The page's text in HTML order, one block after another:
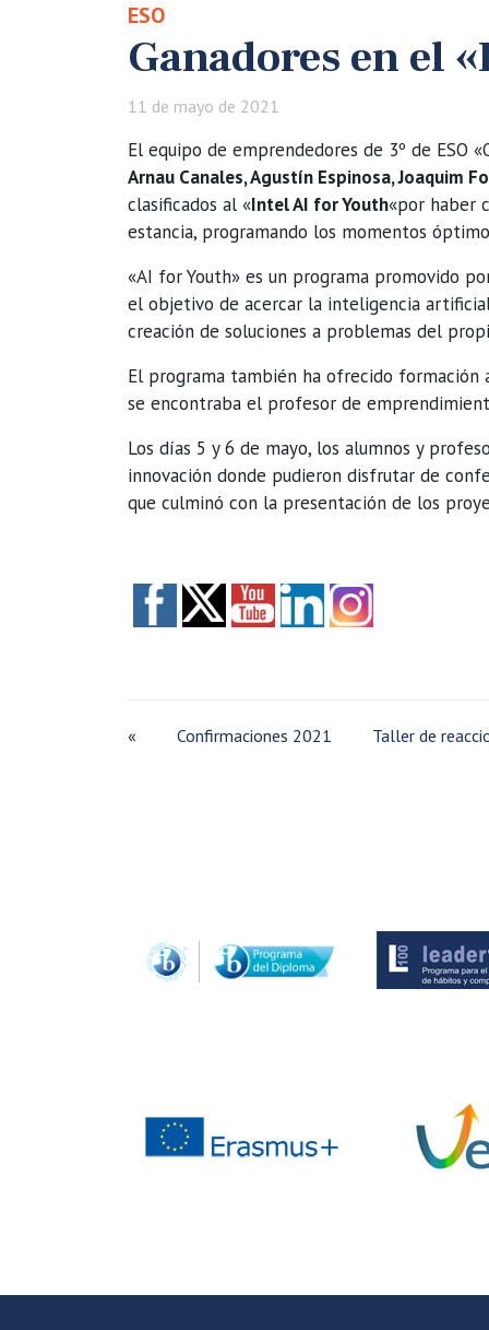
ESO
Ganadores en el
11 de mayo de 2021
El equipo de emprendedores de 3º de ESO
Arnau Canales, Agustín Espinosa, Joaquim
clasificados al «Intel AI for Youth«por haber
estancia, programando los momentos
«AI for Youth» es un programa promovido
el objetivo de acercar la inteligencia
creación de soluciones a problemas del
El programa también ha ofrecido
se encontraba el profesor de
Los días 5 y 6 de mayo, los alumnos y
innovación donde pudieron disfrutar de
que culminó con la presentación de los
« Confirmaciones 2021 Taller de